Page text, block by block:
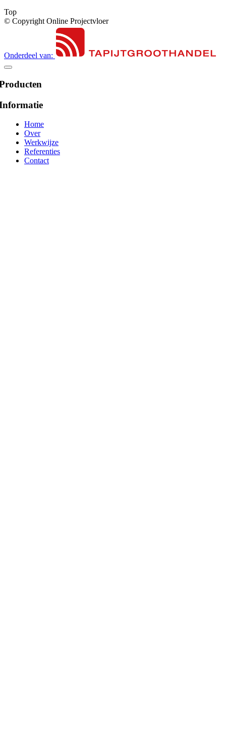
Top
© Copyright Online Projectvloer
Onderdeel van:
Home
Over
Werkwijze
Referenties
Contact